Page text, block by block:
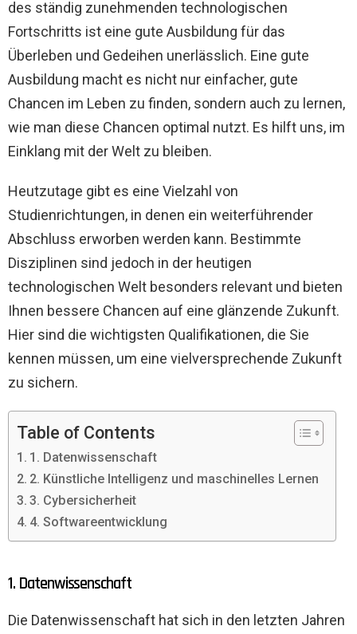
des ständig zunehmenden technologischen
Fortschritts ist eine gute Ausbildung für das
Überleben und Gedeihen unerlässlich. Eine gute
Ausbildung macht es nicht nur einfacher, gute
Chancen im Leben zu finden, sondern auch zu lernen,
wie man diese Chancen optimal nutzt. Es hilft uns, im
Einklang mit der Welt zu bleiben.
Heutzutage gibt es eine Vielzahl von
Studienrichtungen, in denen ein weiterführender
Abschluss erworben werden kann. Bestimmte
Disziplinen sind jedoch in der heutigen
technologischen Welt besonders relevant und bieten
Ihnen bessere Chancen auf eine glänzende Zukunft.
Hier sind die wichtigsten Qualifikationen, die Sie
kennen müssen, um eine vielversprechende Zukunft
zu sichern.
Table of Contents
1. Datenwissenschaft
2. Künstliche Intelligenz und maschinelles Lernen
3. Cybersicherheit
4. Softwareentwicklung
1. Datenwissenschaft
Die Datenwissenschaft hat sich in den letzten Jahren